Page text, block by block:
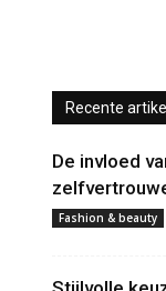
Recente
De invloed
Fashion & beauty